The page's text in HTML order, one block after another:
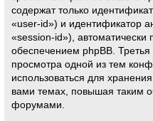
содержат только
«user-id») и идентификатор
«session-id»),
обеспечением phpBB.
просмотра одной из тем
использоваться для
вами темах, повышая таким
форумами.